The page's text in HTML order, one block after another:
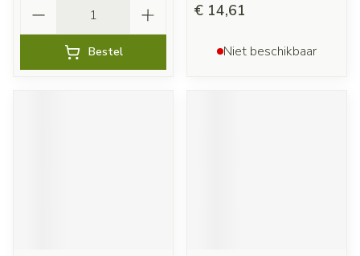
Bestel
€ 14,61
Niet beschikbaar